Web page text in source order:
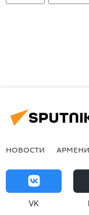
НОВОСТИ
VK